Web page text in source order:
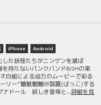
iPhone Android
した妖怪たちがニンゲンを滅ぼ
を持たないパンクバンドBiSHの楽
白組による迫力のムービーで彩る
リー“魑魅魍魎が跋扈(ばっこ)する
ナドール 妖しき皇帝と...詳細を見